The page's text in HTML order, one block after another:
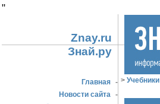
"
Znay.ru
Знай.ру
Главная -
Новости сайта -
> Учебники